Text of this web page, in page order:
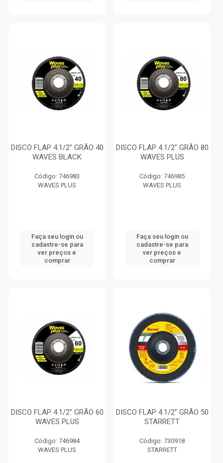
DISCO FLAP 4.1/2” GRÃO 40
WAVES BLACK
Código: 746983
WAVES PLUS
Faça seu login ou
cadastre-se para
ver preços e
comprar
DISCO FLAP 4.1/2” GRÃO 80
WAVES PLUS
Código: 746985
WAVES PLUS
Faça seu login ou
cadastre-se para
ver preços e
comprar
DISCO FLAP 4.1/2” GRÃO 60
WAVES PLUS
Código: 746984
WAVES PLUS
DISCO FLAP 4.1/2” GRÃO 50
STARRETT
Código: 730918
STARRETT